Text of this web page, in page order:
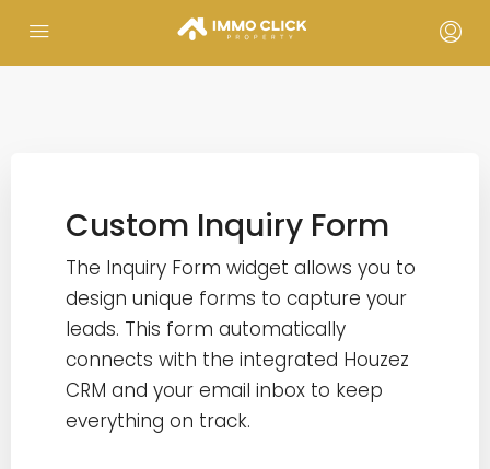
Custom Inquiry Form
The Inquiry Form widget allows you to
design unique forms to capture your
leads. This form automatically
connects with the integrated Houzez
CRM and your email inbox to keep
everything on track.